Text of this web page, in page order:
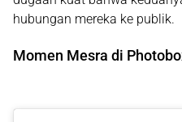
hubungan mereka ke publik.
Momen Mesra di